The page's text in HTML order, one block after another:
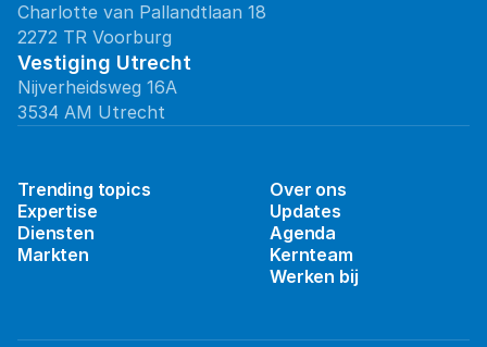
Charlotte van Pallandtlaan 18
2272 TR Voorburg
Vestiging Utrecht
Nijverheidsweg 16A
3534 AM Utrecht
Trending topics
Expertise
Diensten
Markten
Over ons
Updates
Agenda
Kernteam
Werken bij